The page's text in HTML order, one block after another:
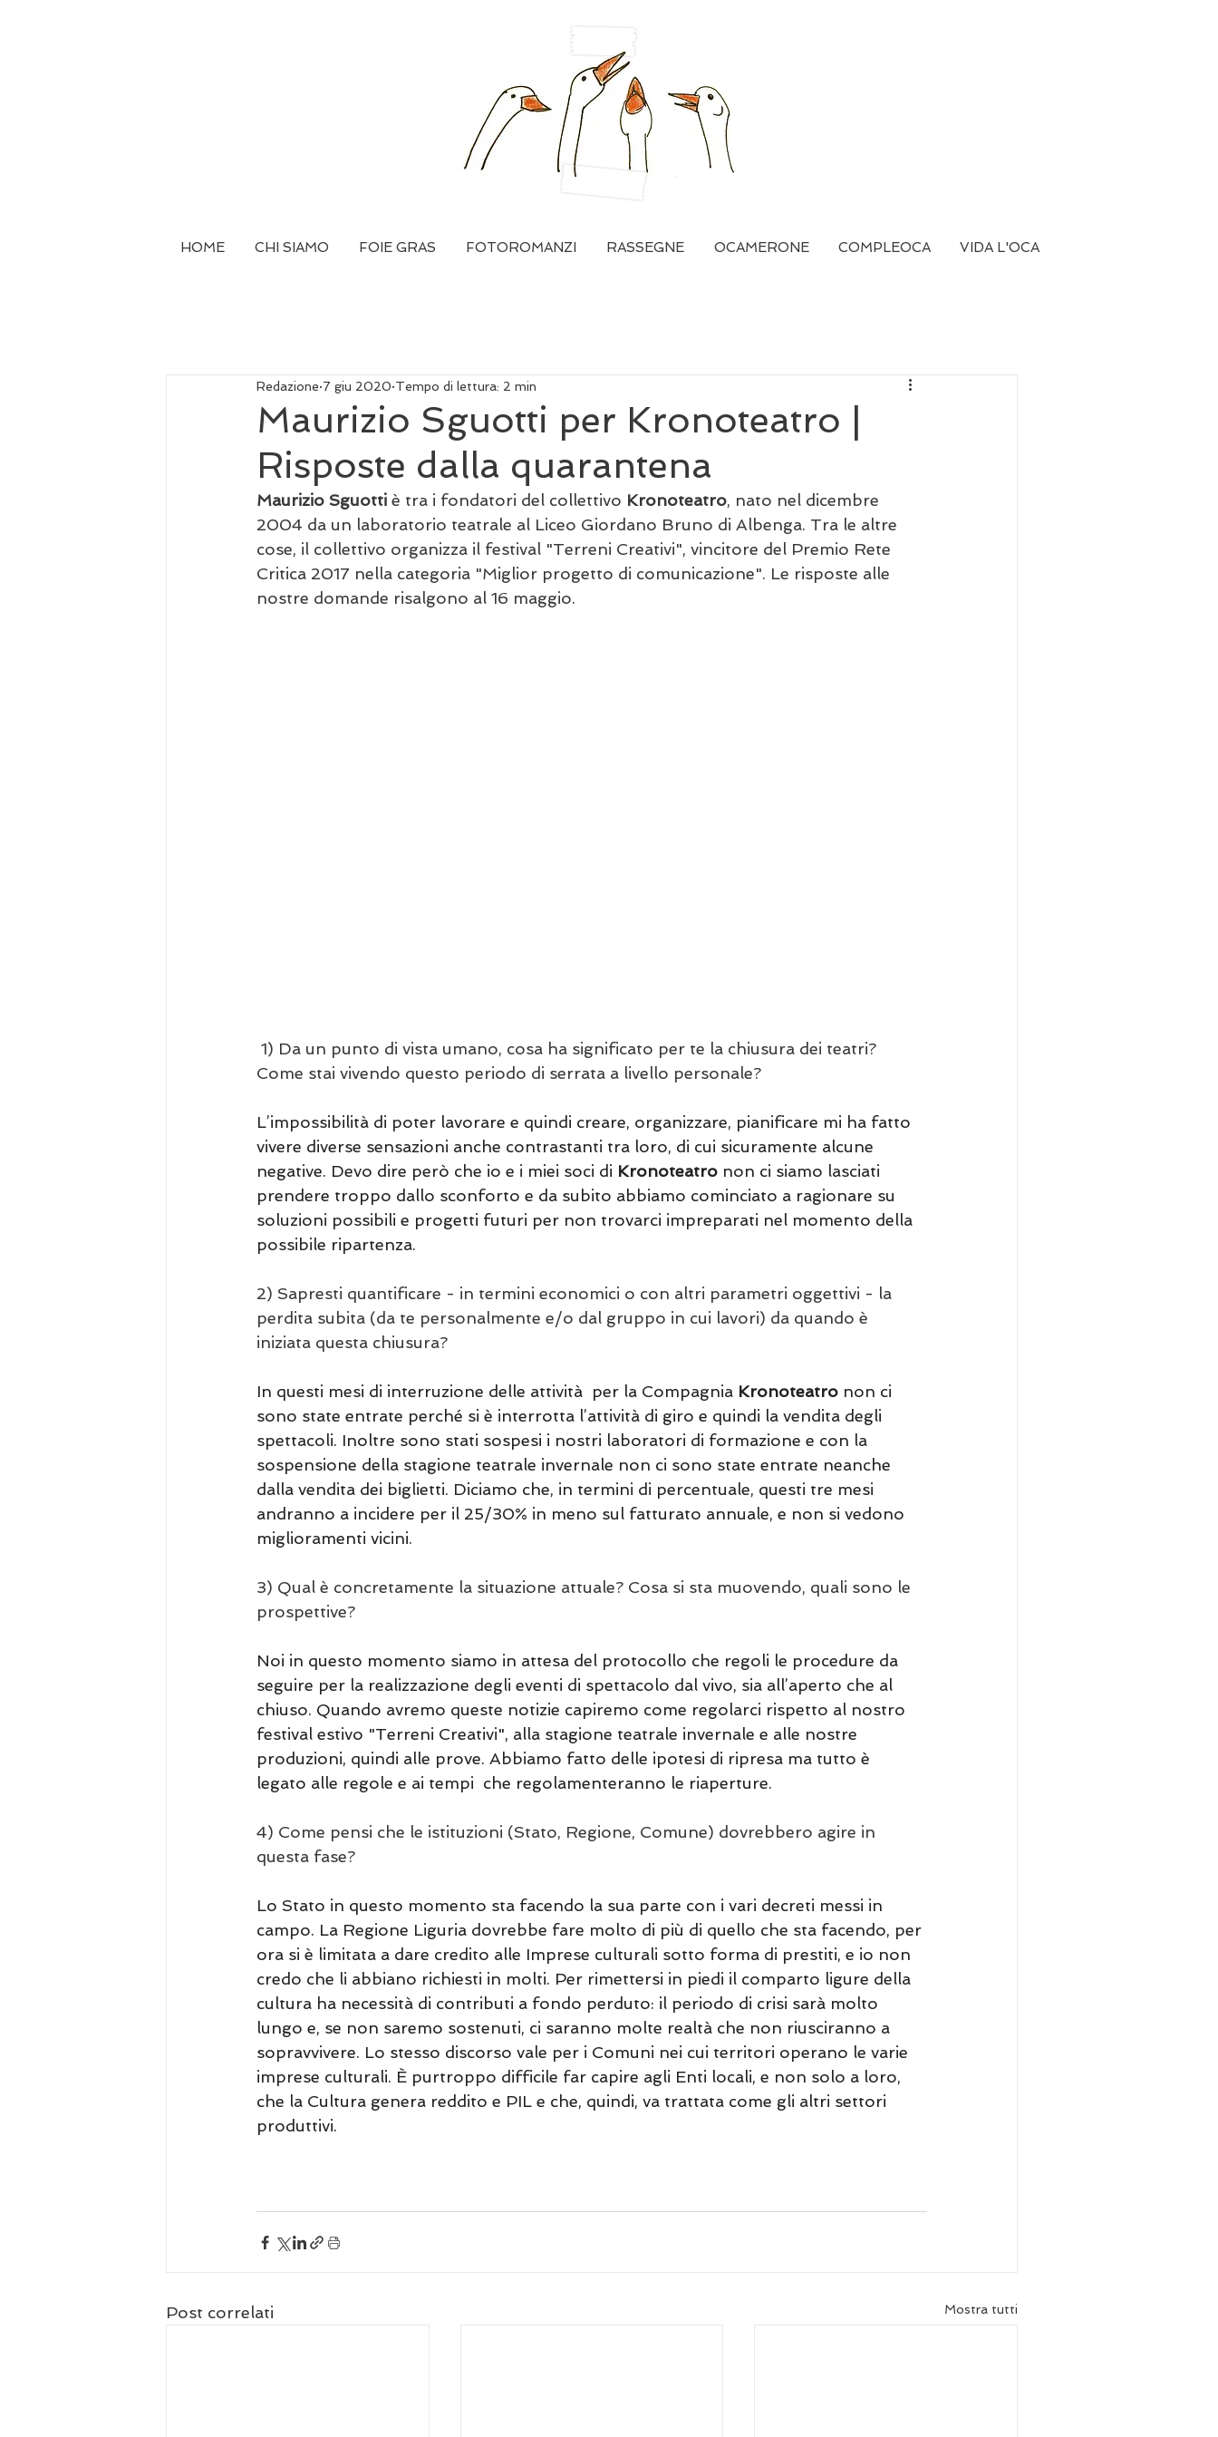
HOME CHI SIAMO FOIE GRAS FOTOROMANZI RASSEGNE OCAMERONE COMPLEOCA VIDA L'OCA
Maurizio Sguotti per Kronoteatro |
Risposte dalla quarantena
Redazione 7 giu 2020 Tempo di lettura: 2 min
Maurizio Sguotti è tra i fondatori del collettivo Kronoteatro, nato nel dicembre
2004 da un laboratorio teatrale al Liceo Giordano Bruno di Albenga. Tra le altre
cose, il collettivo organizza il festival "Terreni Creativi", vincitore del Premio Rete
Critica 2017 nella categoria "Miglior progetto di comunicazione". Le risposte alle
nostre domande risalgono al 16 maggio.
1) Da un punto di vista umano, cosa ha significato per te la chiusura dei teatri?
Come stai vivendo questo periodo di serrata a livello personale?
L’impossibilità di poter lavorare e quindi creare, organizzare, pianificare mi ha fatto
vivere diverse sensazioni anche contrastanti tra loro, di cui sicuramente alcune
negative. Devo dire però che io e i miei soci di Kronoteatro non ci siamo lasciati
prendere troppo dallo sconforto e da subito abbiamo cominciato a ragionare su
soluzioni possibili e progetti futuri per non trovarci impreparati nel momento della
possibile ripartenza.
2) Sapresti quantificare - in termini economici o con altri parametri oggettivi - la
perdita subita (da te personalmente e/o dal gruppo in cui lavori) da quando è
iniziata questa chiusura?
In questi mesi di interruzione delle attività  per la Compagnia Kronoteatro non ci
sono state entrate perché si è interrotta l’attività di giro e quindi la vendita degli
spettacoli. Inoltre sono stati sospesi i nostri laboratori di formazione e con la
sospensione della stagione teatrale invernale non ci sono state entrate neanche
dalla vendita dei biglietti. Diciamo che, in termini di percentuale, questi tre mesi
andranno a incidere per il 25/30% in meno sul fatturato annuale, e non si vedono
miglioramenti vicini.
3) Qual è concretamente la situazione attuale? Cosa si sta muovendo, quali sono le
prospettive?
Noi in questo momento siamo in attesa del protocollo che regoli le procedure da
seguire per la realizzazione degli eventi di spettacolo dal vivo, sia all’aperto che al
chiuso. Quando avremo queste notizie capiremo come regolarci rispetto al nostro
festival estivo "Terreni Creativi", alla stagione teatrale invernale e alle nostre
produzioni, quindi alle prove. Abbiamo fatto delle ipotesi di ripresa ma tutto è
legato alle regole e ai tempi  che regolamenteranno le riaperture.
4) Come pensi che le istituzioni (Stato, Regione, Comune) dovrebbero agire in
questa fase?
Lo Stato in questo momento sta facendo la sua parte con i vari decreti messi in
campo. La Regione Liguria dovrebbe fare molto di più di quello che sta facendo, per
ora si è limitata a dare credito alle Imprese culturali sotto forma di prestiti, e io non
credo che li abbiano richiesti in molti. Per rimettersi in piedi il comparto ligure della
cultura ha necessità di contributi a fondo perduto: il periodo di crisi sarà molto
lungo e, se non saremo sostenuti, ci saranno molte realtà che non riusciranno a
sopravvivere. Lo stesso discorso vale per i Comuni nei cui territori operano le varie
imprese culturali. È purtroppo difficile far capire agli Enti locali, e non solo a loro,
che la Cultura genera reddito e PIL e che, quindi, va trattata come gli altri settori
produttivi.
Post correlati Mostra tutti